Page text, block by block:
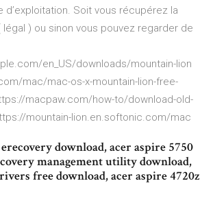
d’exploitation. Soit vous récupérez la
légal ) ou sinon vous pouvez regarder de
en_US/downloads/mountain-lion
mac/mac-os-x-mountain-lion-free-
macpaw.com/how-to/download-old-
mountain-lion.en.softonic.com/mac
download, acer aspire 5750
management utility download,
free download, acer aspire 4720z